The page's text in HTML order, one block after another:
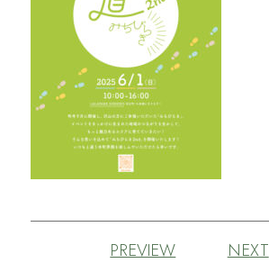
PREVIEW NEXT